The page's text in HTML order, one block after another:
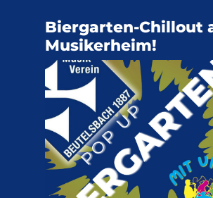
Biergarten-Chillout
Musikerheim!